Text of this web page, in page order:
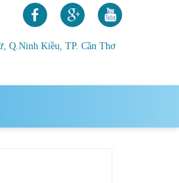
Q.Ninh Kiều, TP. Cần Thơ